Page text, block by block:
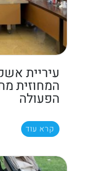
עיריית
המחוזית
הפעולה
קרא עוד